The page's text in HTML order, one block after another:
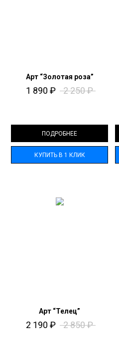
Арт “Золотая роза”
1 890 ₽ 2 250₽
ПОДРОБНЕЕ
КУПИТЬ В 1 КЛИК
Арт “Телец”
2 190 ₽ 2 850₽